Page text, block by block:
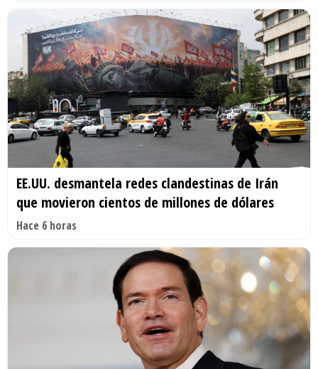
EE.UU. desmantela redes clandestinas de Irán
que movieron cientos de millones de dólares
Hace 6 horas